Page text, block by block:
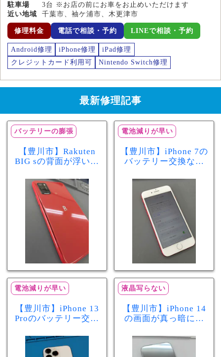
駐車場
3台 ※お店の前にお車をお止めいただけます
近い地域
千葉市、袖ケ浦市、木更津市
修理料金 電話で相談・予約 LINEで相談・予約
Android修理 iPhone修理
iPad修理
クレジットカード利用可
Nintendo Switch修理
最新修理記事
バッテリーの膨張
【豊川市】Rakuten
BIG sの背面が浮いて
リー膨張のサインか
もしれません！バッ
テリー交換修理事例
電池減りが早い
【豊川市】iPhone 7の
バッテリー交換なら
最大容量70％で電池
の減りが早い症状も
当日60分で改善
電池減りが早い
【豊川市】iPhone 13
Proのバッテリー交換
が早い症状も当日90
分で改善
液晶写らない
【豊川市】iPhone 14
の画面が真っ暗に…
修理！データそのま
まで復旧しました